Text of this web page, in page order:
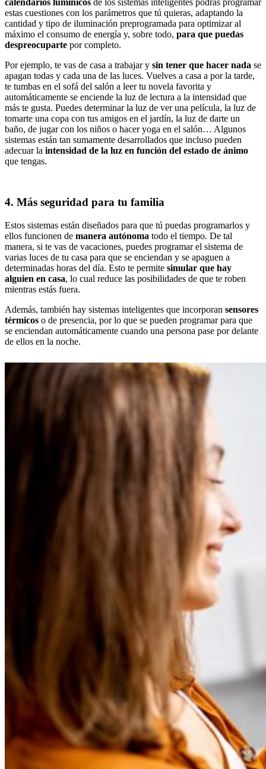
estas cuestiones con los parámetros que tú quieras, adaptando la
cantidad y tipo de iluminación preprogramada para optimizar al
máximo el consumo de energía y, sobre todo, para que puedas
despreocuparte por completo.
Por ejemplo, te vas de casa a trabajar y sin tener que hacer nada se
apagan todas y cada una de las luces. Vuelves a casa a por la tarde,
te tumbas en el sofá del salón a leer tu novela favorita y
automáticamente se enciende la luz de lectura a la intensidad que
más te gusta. Puedes determinar la luz de ver una película, la luz de
tomarte una copa con tus amigos en el jardín, la luz de darte un
baño, de jugar con los niños o hacer yoga en el salón… Algunos
sistemas están tan sumamente desarrollados que incluso pueden
adecuar la intensidad de la luz en función del estado de ánimo
que tengas.
4. Más seguridad para tu familia
Estos sistemas están diseñados para que tú puedas programarlos y
ellos funcionen de manera autónoma todo el tiempo. De tal
manera, si te vas de vacaciones, puedes programar el sistema de
varias luces de tu casa para que se enciendan y se apaguen a
determinadas horas del día. Esto te permite simular que hay
alguien en casa, lo cual reduce las posibilidades de que te roben
mientras estás fuera.
Además, también hay sistemas inteligentes que incorporan sensores
térmicos o de presencia, por lo que se pueden programar para que
se enciendan automáticamente cuando una persona pase por delante
de ellos en la noche.